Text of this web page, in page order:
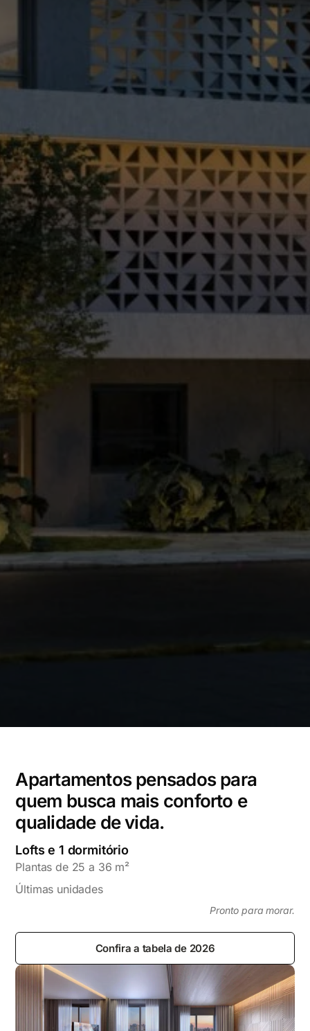
Apartamentos pensados para
quem busca mais conforto e
qualidade de vida.
Lofts e 1 dormitório
Plantas de 25 a 36 m²
Últimas unidades
Pronto para morar.
Confira a tabela de 2026